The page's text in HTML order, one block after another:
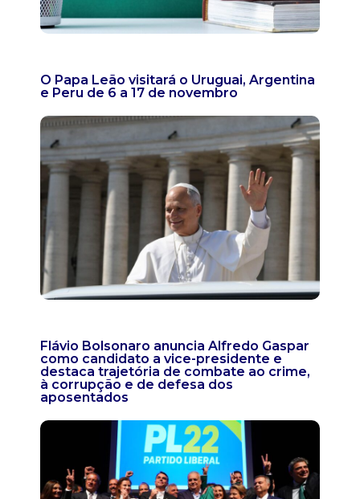
O Papa Leão visitará o Uruguai, Argentina
e Peru de 6 a 17 de novembro
Flávio Bolsonaro anuncia Alfredo Gaspar
como candidato a vice-presidente e
destaca trajetória de combate ao crime,
à corrupção e de defesa dos
aposentados